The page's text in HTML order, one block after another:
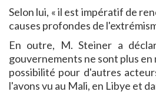
Selon lui, « il est impératif de
causes profondes de
En outre, M. Steiner a
gouvernements ne sont plus
possibilité pour d'autres
l'avons vu au Mali, en Libye et